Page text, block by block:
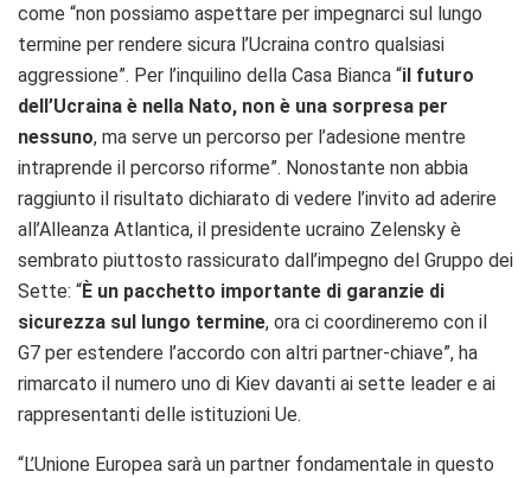
come “non possiamo aspettare per impegnarci sul lungo
termine per rendere sicura l’Ucraina contro qualsiasi
aggressione”. Per l’inquilino della Casa Bianca “il futuro
dell’Ucraina è nella Nato, non è una sorpresa per
nessuno, ma serve un percorso per l’adesione mentre
intraprende il percorso riforme”. Nonostante non abbia
raggiunto il risultato dichiarato di vedere l’invito ad aderire
all’Alleanza Atlantica, il presidente ucraino Zelensky è
sembrato piuttosto rassicurato dall’impegno del Gruppo dei
Sette: “È un pacchetto importante di garanzie di
sicurezza sul lungo termine, ora ci coordineremo con il
G7 per estendere l’accordo con altri partner-chiave”, ha
rimarcato il numero uno di Kiev davanti ai sette leader e ai
rappresentanti delle istituzioni Ue.
“L’Unione Europea sarà un partner fondamentale in questo